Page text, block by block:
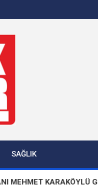
SAĞLIK
KARAKÖYLÜ